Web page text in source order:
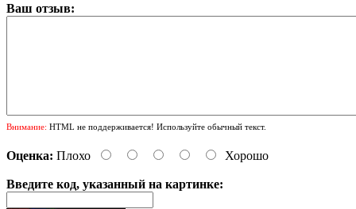
Ваш отзыв:
Внимание: HTML не поддерживается! Используйте обычный текст.
Оценка: Плохо Хорошо
Введите код, указанный на картинке: